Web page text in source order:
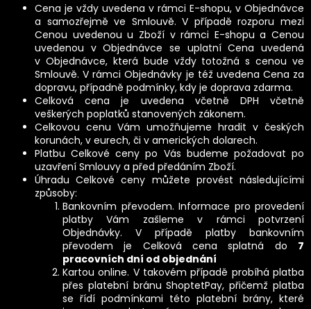
Cena je vždy uvedena v rámci E-shopu, v Objednávce
a samozřejmě ve Smlouvě. V případě rozporu mezi
Cenou uvedenou u Zboží v rámci E-shopu a Cenou
uvedenou v Objednávce se uplatní Cena uvedená
v Objednávce, která bude vždy totožná s cenou ve
Smlouvě. V rámci Objednávky je též uvedena Cena za
dopravu, případně podmínky, kdy je doprava zdarma.
Celková cena je uvedena včetně DPH včetně
veškerých poplatků stanovených zákonem.
Celkovou cenu Vám umožňujeme hradit v českých
korunách, v eurech, či v amerických dolarech.
Platbu Celkové ceny po Vás budeme požadovat po
uzavření Smlouvy a před předáním Zboží.
Úhradu Celkové ceny můžete provést následujícími
způsoby:
Bankovním převodem. Informace pro provedení
platby Vám zašleme v rámci potvrzení
Objednávky. V případě platby bankovním
převodem je Celková cena splatná do 7
pracovních dní od objednání
Kartou online. V takovém případě probíhá platba
přes platební bránu ShoptetPay, přičemž platba
se řídí podmínkami této platební brány, které